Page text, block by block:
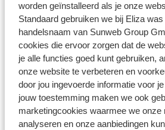
worden geïnstalleerd als je onze
Standaard gebruiken we bij Eliza
handelsnaam van Sunweb Group
cookies die ervoor zorgen dat de
je alle functies goed kunt gebruiken,
onze website te verbeteren en
door jou ingevoerde informatie voor
jouw toestemming maken we ook
marketingcookies waarmee we onze
analyseren en onze aanbiedingen
Dit zijn 100% echte
jou voorgingen.
Meer over
9.6 Fantastisch
29 ervaringen
Meest geboekt door met partner
Fantastisch
Fantastische accommodatie.
Fantastische accommodatie.